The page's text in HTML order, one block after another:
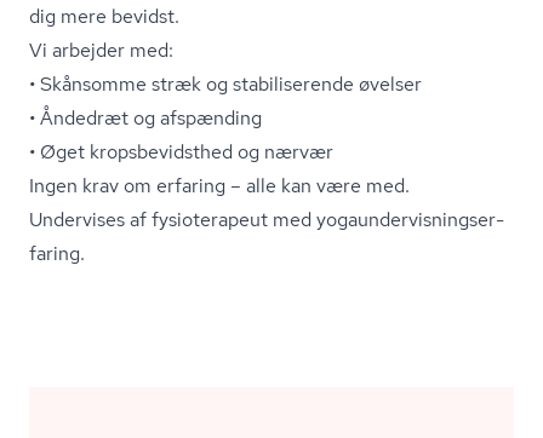
dig mere bevidst.
Vi arbejder med:
• Skånsomme stræk og stabiliserende øvelser
• Åndedræt og afspænding
• Øget kro­ps­be­vidst­hed og nærvær
Ingen krav om erfaring – alle kan være med.
Undervises af fysioterapeut med yo­gaun­der­vis­ning­ser­
fa­ring.